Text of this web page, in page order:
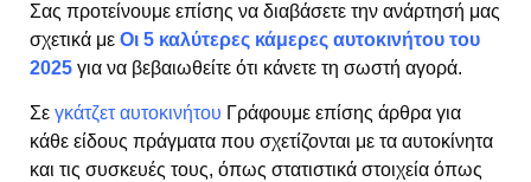
Σας προτείνουμε επίσης να διαβάσετε την ανάρτησή μας
σχετικά με Οι 5 καλύτερες κάμερες αυτοκινήτου του
2025 για να βεβαιωθείτε ότι κάνετε τη σωστή αγορά.
Σε γκάτζετ αυτοκινήτου Γράφουμε επίσης άρθρα για
κάθε είδους πράγματα που σχετίζονται με τα αυτοκίνητα
και τις συσκευές τους, όπως στατιστικά στοιχεία όπως